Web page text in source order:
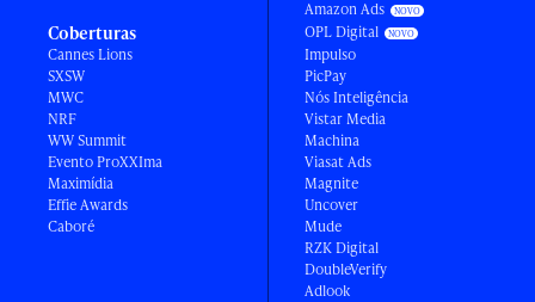
Coberturas
Cannes Lions
SXSW
MWC
NRF
WW Summit
Evento ProXXIma
Maximídia
Effie Awards
Caboré
Amazon Ads
OPL Digital
Impulso
PicPay
Nós Inteligência
Vistar Media
Machina
Viasat Ads
Magnite
Uncover
Mude
RZK Digital
DoubleVerify
Adlook